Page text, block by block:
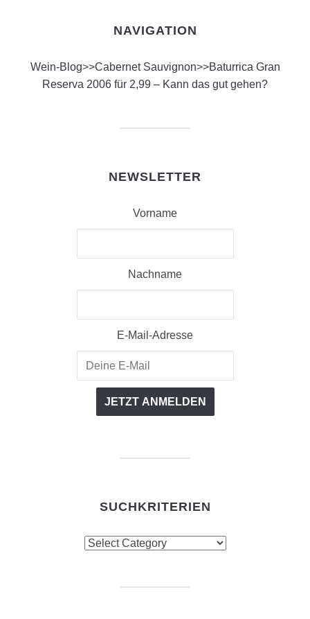
NAVIGATION
Wein-Blog>>Cabernet Sauvignon>>Baturrica Gran
Reserva 2006 für 2,99 – Kann das gut gehen?
NEWSLETTER
Vorname
Nachname
E-Mail-Adresse
SUCHKRITERIEN